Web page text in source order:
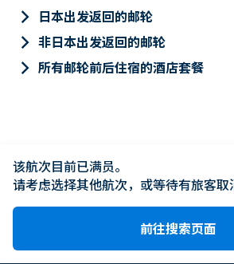
keyboard_arrow_right 日本出发返回的邮轮
keyboard_arrow_right 非日本出发返回的邮轮
keyboard_arrow_right 所有邮轮前后住宿的酒店套餐
该航次目前已满员。
请考虑选择其他航次，或等待有旅客取
前往搜索页面